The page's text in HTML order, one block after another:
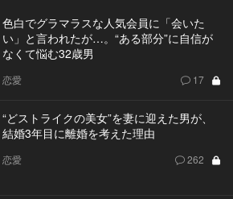
色白でグラマラスな人気会員に「会いた
い」と言われたが…。“ある部分”に自信が
なくて悩む32歳男
恋愛 17
“どストライクの美女”を妻に迎えた男が、
結婚3年目に離婚を考えた理由
恋愛 262